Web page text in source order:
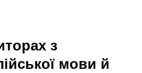
з
мови й